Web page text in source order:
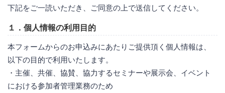
下記をご一読いただき、ご同意の上で送信してください。
１．個人情報の利用目的
本フォームからのお申込みにあたりご提供頂く個人情報は、
以下の目的で利用いたします。
・主催、共催、協賛、協力するセミナーや展示会、イベント
における参加者管理業務のため